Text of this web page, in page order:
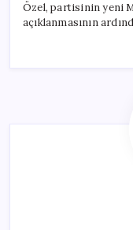
Özel, partisinin yeni
açıklanmasının